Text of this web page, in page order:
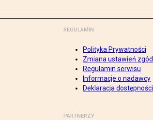
REGULAMIN
Polityka Prywatności
Zmiana ustawień zgód
Regulamin serwisu
Informacje o nadawcy
Deklaracja dostępności
PARTNERZY